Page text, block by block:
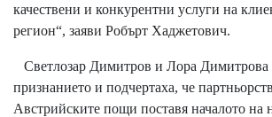
качествени и конкурентни услуги на
регион“, заяви Робърт Хаджетович.
Светлозар Димитров и Лора Димитрова
признанието и подчертаха, че
Австрийските пощи поставя началото на